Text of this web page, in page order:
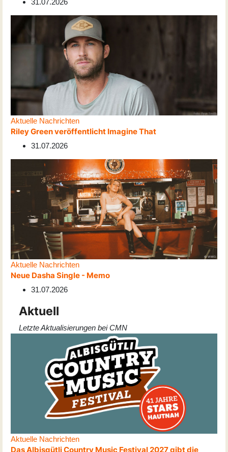
31.07.2026
Aktuelle Nachrichten
Riley Green veröffentlicht Imagine That
31.07.2026
Aktuelle Nachrichten
Neue Dasha Single - Memo
31.07.2026
Aktuell
Letzte Aktualisierungen bei CMN
Aktuelle Nachrichten
Das Albisgütli Country Music Festival 2027 gibt die